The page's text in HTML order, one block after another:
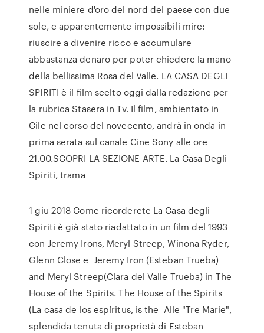
nelle miniere d'oro del nord del paese con due
sole, e apparentemente impossibili mire:
riuscire a divenire ricco e accumulare
abbastanza denaro per poter chiedere la mano
della bellissima Rosa del Valle. LA CASA DEGLI
SPIRITI è il film scelto oggi dalla redazione per
la rubrica Stasera in Tv. Il film, ambientato in
Cile nel corso del novecento, andrà in onda in
prima serata sul canale Cine Sony alle ore
21.00.SCOPRI LA SEZIONE ARTE. La Casa Degli
Spiriti, trama
1 giu 2018 Come ricorderete La Casa degli
Spiriti è già stato riadattato in un film del 1993
con Jeremy Irons, Meryl Streep, Winona Ryder,
Glenn Close e Jeremy Iron (Esteban Trueba)
and Meryl Streep(Clara del Valle Trueba) in The
House of the Spirits. The House of the Spirits
(La casa de los espíritus, is the Alle "Tre Marie",
splendida tenuta di proprietà di Esteban